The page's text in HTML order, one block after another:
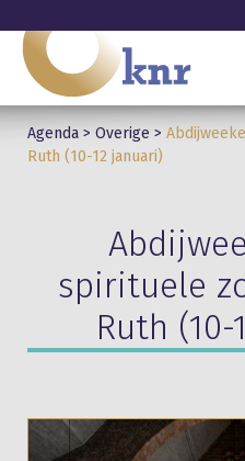
Agenda > Overige >
Ruth (10-12 januari)
spirituele
Ruth